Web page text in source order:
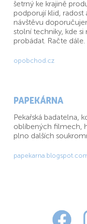
šetrný ke krajině
podporují klid, radost
návštěvu
stolní techniky, kde
probádat. Račte dále.
opobchod.cz
PAPEKÁRNA
Pekařská badatelna,
oblíbených filmech,
plno dalších